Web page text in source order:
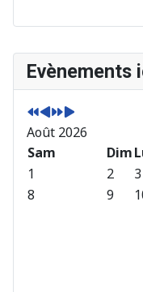
Evènements
A
n
n
é
e
p
r
é
M
o
i
s
p
r
A
n
n
é
e
s
M
o
i
s
s
Août 2026
Sam
Dim
1
2 3
8
9